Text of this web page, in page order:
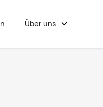
Über uns